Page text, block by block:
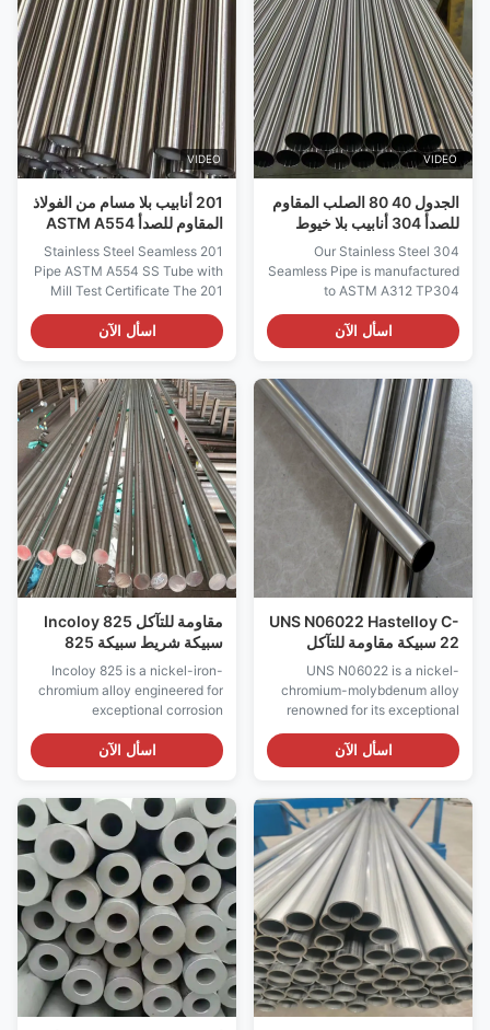
316 and 316L stainless steel,
which contain ...
minimizes the formation of
chromium carbides during
welding, ...
VIDEO
الجدول 40 80 الصلب المقاوم
للصدأ 304 أنابيب بلا خيوط
ASTM A312 TP304
Our Stainless Steel 304
Seamless Pipe is manufactured
to ASTM A312 TP304
standards, offering exceptional
corrosion resistance, high-
temperature strength, and
Produced by extruding solid
billet without any weld seam,
this seamless stainless steel
pipe is the preferred choice ...
اسأل الآن
VIDEO
201 أنابيب بلا مسام من الفولاذ
المقاوم للصدأ ASTM A554
SS أنابيب بلا مسام مع معدل
تصلب عال
201 Stainless Steel Seamless
Pipe ASTM A554 SS Tube with
Mill Test Certificate The 201
Stainless Steel Seamless Pipe
is an austenitic chromium-
nickel-manganese alloy that
solution for moderately
corrosive environments.
Compared to standard carbon
steel, it delivers superior ...
اسأل الآن
UNS N06022 Hastelloy C-
22 سبيكة مقاومة للتآكل
ASTM B622
UNS N06022 is a nickel-
chromium-molybdenum alloy
renowned for its exceptional
resistance to both oxidizing
and reducing corrosive media.
With a higher chromium
controlled additions of
tungsten, this alloy offers
superior resistance to pitting,
crevice corrosion, and stress...
اسأل الآن
مقاومة للتآكل Incoloy 825
سبيكة شريط سبيكة 825
UNS N08825 للمعالجة
الكيميائية
Incoloy 825 is a nickel-iron-
chromium alloy engineered for
exceptional corrosion
resistance in a wide range of
demanding environments. The
chemical composition of this
with molybdenum, copper, and
titanium, provides superior
performance against reducing
acids like ...
اسأل الآن